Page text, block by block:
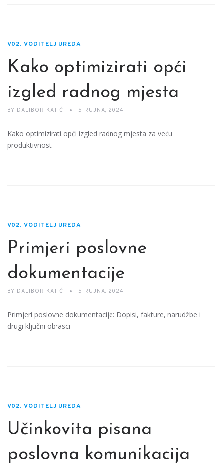
V02. VODITELJ UREDA
Kako optimizirati opći
izgled radnog mjesta
BY DALIBOR KATIĆ 5 RUJNA, 2024
Kako optimizirati opći izgled radnog mjesta za veću
produktivnost
V02. VODITELJ UREDA
Primjeri poslovne
dokumentacije
BY DALIBOR KATIĆ 5 RUJNA, 2024
Primjeri poslovne dokumentacije: Dopisi, fakture, narudžbe i
drugi ključni obrasci
V02. VODITELJ UREDA
Učinkovita pisana
poslovna komunikacija